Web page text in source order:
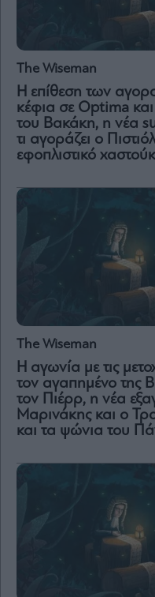
The Wiseman
H επίθεση των
κέφια σε Optima
του Βακάκη, η νέα
τι αγοράζει ο
εφοπλιστικό
The Wiseman
Η αγωνία με τις
τον αγαπημένο της
τον Πιέρρ, η νέα
Μαρινάκης και ο
και τα ψώνια του